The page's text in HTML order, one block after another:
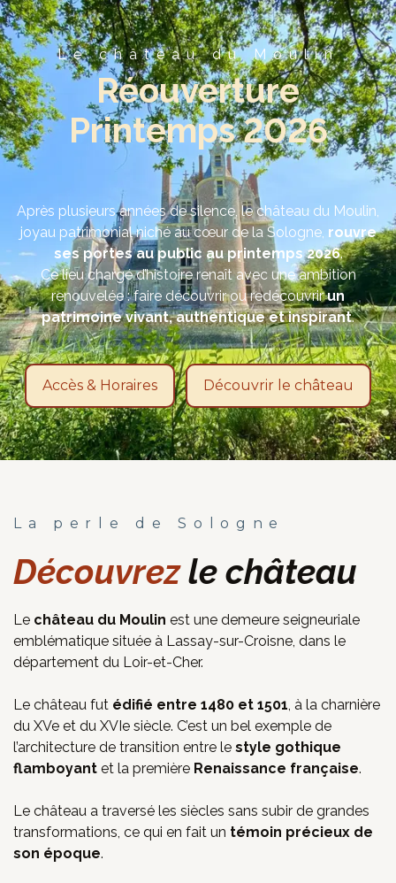
Le château du Moulin
Réouverture
Printemps 2026
Après plusieurs années de silence, le château du Moulin,
joyau patrimonial niché au cœur de la Sologne, rouvre
ses portes au public au printemps 2026.
Ce lieu chargé d’histoire renaît avec une ambition
renouvelée : faire découvrir ou redécouvrirun
patrimoine vivant, authentique et inspirant.
Accès & Horaires Découvrir le château
La perle de Sologne
Découvrezle château
Le château du Moulin est une demeure seigneuriale
emblématique située à Lassay-sur-Croisne, dans le
département du Loir-et-Cher.
Le château fut édifié entre 1480 et 1501, à la charnière
du XVe et du XVIe siècle. C’est un bel exemple de
l’architecture de transition entre le style gothique
flamboyant et la première Renaissance française.
Le château a traversé les siècles sans subir de grandes
transformations, ce qui en fait un témoin précieux de
son époque.